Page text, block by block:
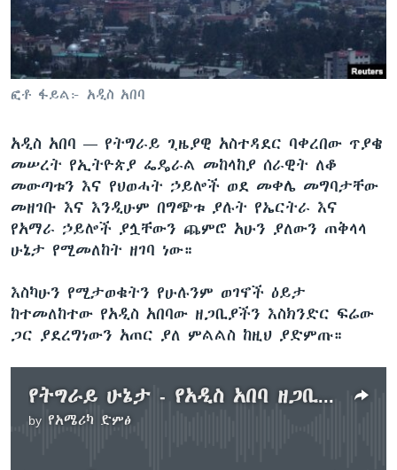
ቋንቋዎች
ፎቶ ፋይል፦ አዲስ አበባ
አዲስ አበባ — የትግራይ ጊዜያዊ አስተዳደር ባቀረበው ጥያቄ
መሠረት የኢትዮጵያ ፌዴራል መከላከያ ሰራዊት ለቆ
መውጣቱን እና የህወሓት ኃይሎች ወደ መቀሌ መግባታቸው
መዘገቡ እና እንዲሁም በግጭቱ ያሉት የኤርትራ እና
የአማራ ኃይሎች ያሏቸውን ጨምሮ አሁን ያለውን ጠቅላላ
ሁኔታ የሚመለከት ዘገባ ነው።
እስካሁን የሚታወቁትን የሁሉንም ወገኖች ዕይታ
ከተመለከተው የአዲስ አበባው ዘጋቢያችን እስክንድር ፍሬው
ጋር ያደረግነውን አጠር ያለ ምልልስ ከዚህ ያድምጡ።
የትግራይ ሁኔታ - የአዲስ አበባ ዘጋቢ ዕይታ
by የአሜሪካ ድምፅ
No media source currently available